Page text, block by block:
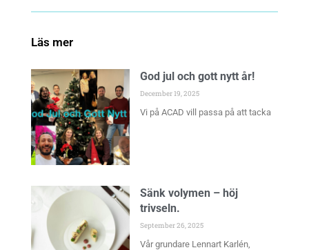
Läs mer
God jul och gott nytt år!
December 19, 2025
Vi på ACAD vill passa på att tacka
Sänk volymen – höj
trivseln.
September 26, 2025
Vår grundare Lennart Karlén,